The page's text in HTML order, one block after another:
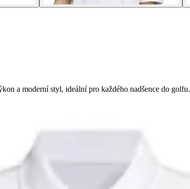
a moderní styl, ideální pro každého nadšence do golfu.